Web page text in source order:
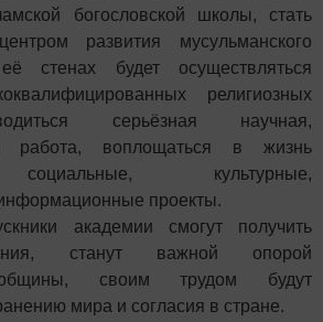
богословской школы, стать
развития мусульманского
стенах будет осуществляться
религиозных
серьёзная научная,
работа, воплощаться в жизнь
культурные,
проекты.
академии смогут получить
станут важной опорой
общины, своим трудом будут
мира и согласия в стране.